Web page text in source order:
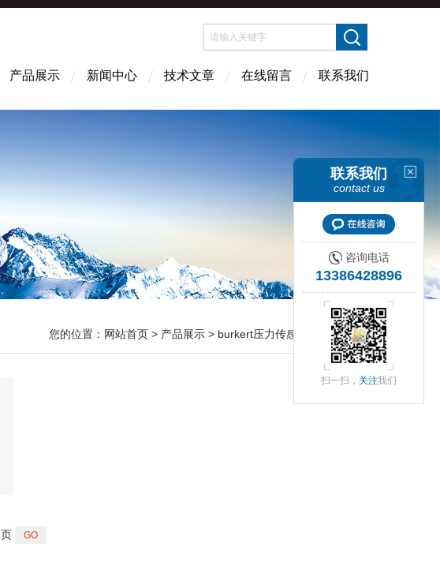
产品展示 新闻中心 技术文章 在线留言 联系我们
您的位置： 网站首页 > 产品展示 > burkert压力传感器 宝德8314型
页
联系我们
contact us
咨询电话
13386428896
扫一扫， 关注我们